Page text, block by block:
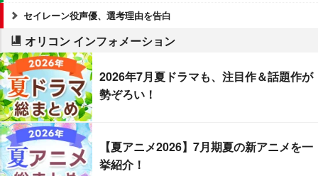
セイレーン役声優、選考理由を告白
オリコン インフォメーション
2026年7月夏ドラマも、注目作＆話題作が
勢ぞろい！
【夏アニメ2026】7月期夏の新アニメを一
挙紹介！